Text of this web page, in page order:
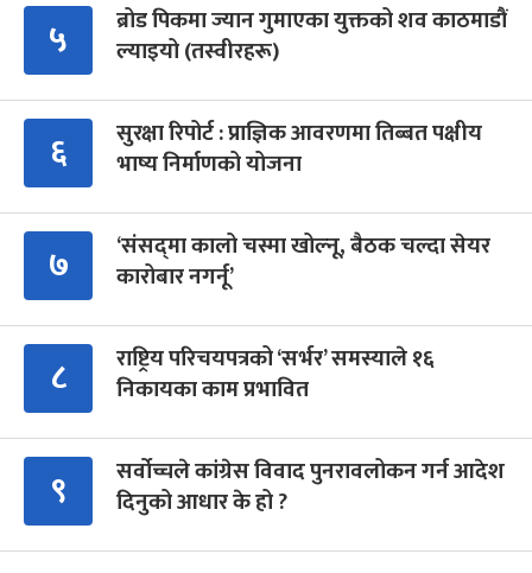
५
ब्रोड पिकमा ज्यान गुमाएका युक्तको शव काठमाडौं
ल्याइयो (तस्वीरहरू)
६
सुरक्षा रिपोर्ट : प्राज्ञिक आवरणमा तिब्बत पक्षीय
भाष्य निर्माणको योजना
७
‘संसद्‍मा कालो चस्मा खोल्नू, बैठक चल्दा सेयर
कारोबार नगर्नू’
८
राष्ट्रिय परिचयपत्रको ‘सर्भर’ समस्याले १६
निकायका काम प्रभावित
९
सर्वोच्चले कांग्रेस विवाद पुनरावलोकन गर्न आदेश
दिनुको आधार के हो ?